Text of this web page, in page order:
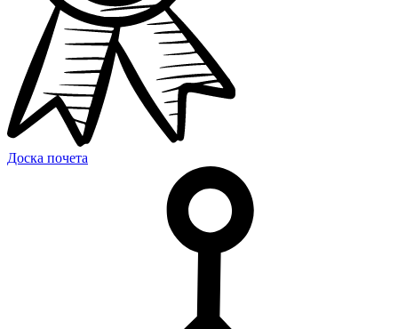
Доска почета